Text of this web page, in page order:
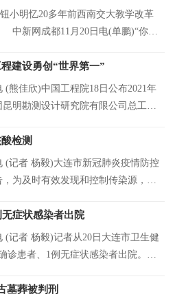
明忆20多年前西南交大教学改革
新网成都11月20日电(单鹏)“你们
建设勇创“世界第一”
佳欣)中国工程院18日公布2021年
明勘测设计研究院有限公司总工程
检测
者 杨毅)大连市新冠肺炎疫情防控
为及时有效发现和控制传染源，结
症状感染者出院
者 杨毅)记者从20日大连市卫生健
诊患者、1例无症状感染者出院。目
墓葬被判刑